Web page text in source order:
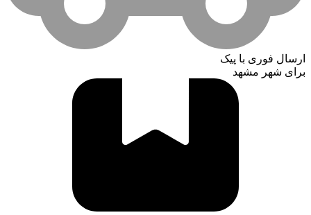
ارسال فوری با پیک
برای شهر مشهد